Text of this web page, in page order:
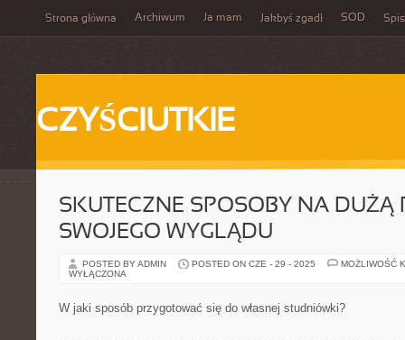
Strona główna Archiwum Ja mam Jakbyś zgadł SOD
CZYŚCIUTKIE
SKUTECZNE SPOSOBY NA DUŻĄ
SWOJEGO WYGLĄDU
POSTED BY ADMIN POSTED ON CZE - 29 - 2025
MOŻLIWOŚĆ
WYŁĄCZONA
W jaki sposób przygotować się do własnej studniówki?